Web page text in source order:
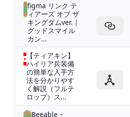
figma リンク テ
ィアーズ オブ ザ
キングダムver.｜
グッドスマイル
カン...
【ティアキン】
ハイリア兵装備
の簡単な入手方
法を分かりやす
く解説（フルテ
ロップ）ス...
Beeable –